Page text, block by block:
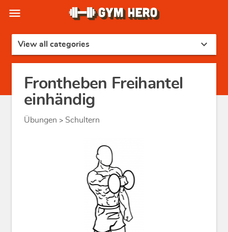
menu
View all categories expand_more
Frontheben Freihantel
einhändig
Übungen > Schultern